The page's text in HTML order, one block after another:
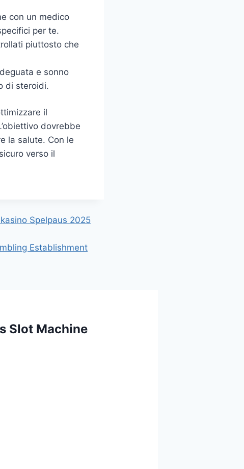
con un medico
per te.
piuttosto che
e sonno
di steroidi.
il
dovrebbe
la salute. Con le
verso il
Spelpaus 2025
Establishment
Slot Machine